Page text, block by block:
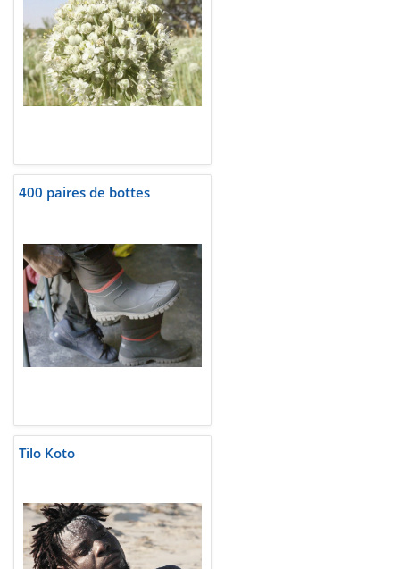
400 paires de bottes
Tilo Koto